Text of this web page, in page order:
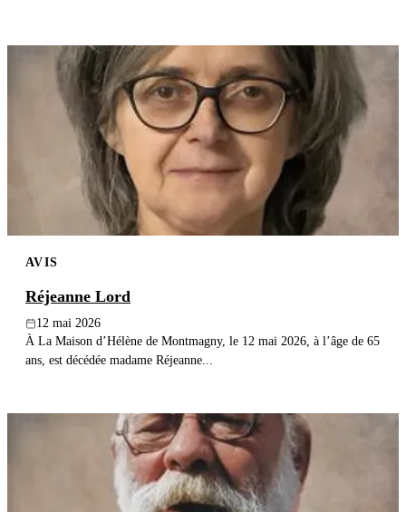
AVIS
Réjeanne Lord
12 mai 2026
À La Maison d’Hélène de Montmagny, le 12 mai 2026, à l’âge de 65
ans, est décédée madame Réjeanne...